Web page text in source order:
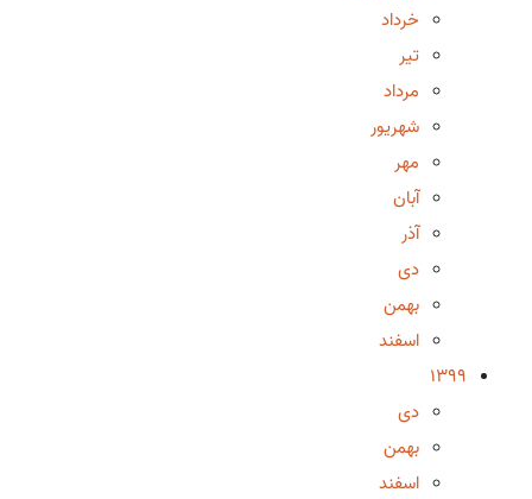
خرداد
تیر
مرداد
شهریور
مهر
آبان
آذر
دی
بهمن
اسفند
1399
دی
بهمن
اسفند